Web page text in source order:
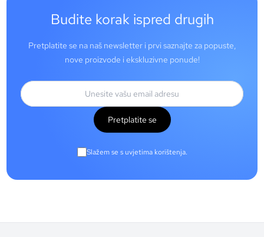
Budite korak ispred drugih
Pretplatite se na naš newsletter i prvi saznajte za popuste,
nove proizvode i ekskluzivne ponude!
Pretplatite se
Slažem se s uvjetima korištenja.